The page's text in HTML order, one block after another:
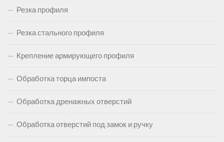
Резка профиля
Резка стального профиля
Крепление армирующего профиля
Обработка торца импоста
Обработка дренажных отверстий
Обработка отверстий под замок и ручку